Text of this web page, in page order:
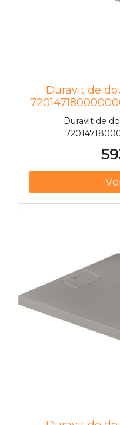
Duravit de
Duravit de